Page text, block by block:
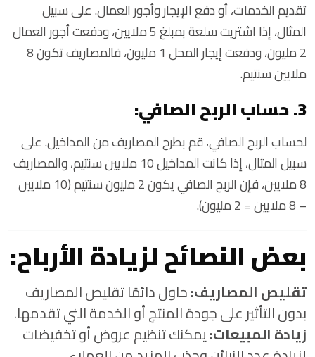
تقديم الخدمات، أو دفع الإيجار وأجور العمال. على سبيل
المثال، إذا اشتريت سلعة بمبلغ 5 ملايين، ودفعت أجور العمال
2 مليون، ودفعت إيجار المحل 1 مليون، فالمصاريف تكون 8
ملايين سنتيم.
3. حساب الربح الصافي:
لحساب الربح الصافي، قم بطرح المصاريف من المداخيل. على
سبيل المثال، إذا كانت المداخيل 10 ملايين سنتيم، والمصاريف
8 ملايين، فإن الربح الصافي يكون 2 مليون سنتيم (10 ملايين
– 8 ملايين = 2 مليون).
بعض النصائح لزيادة الأرباح:
تقليص المصاريف:حاول دائمًا تقليص المصاريف
بدون التأثير على جودة المنتج أو الخدمة التي تقدمها.
زيادة المبيعات:يمكنك تنظيم عروض أو تخفيضات